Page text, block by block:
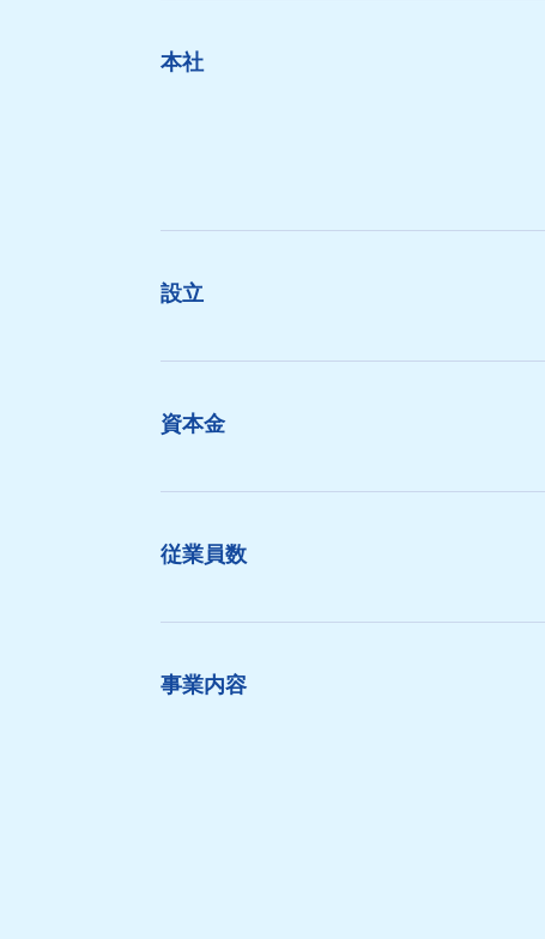
本社
設立
資本金
従業員数
事業内容